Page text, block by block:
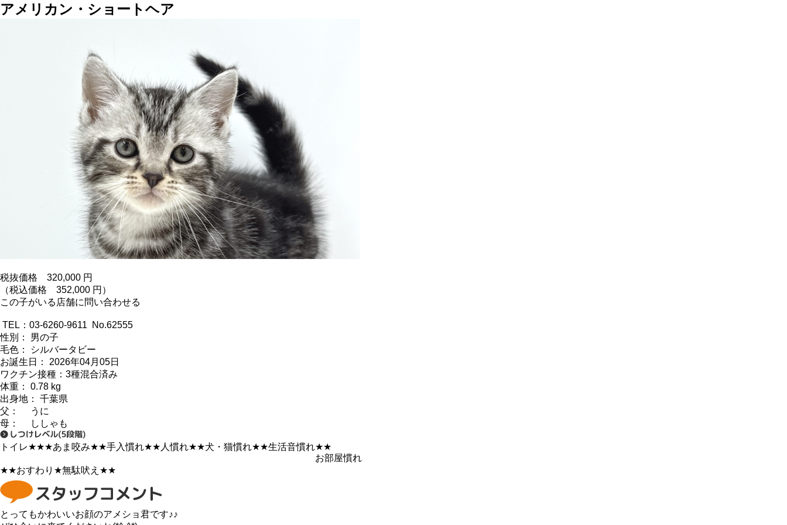
アメリカン・ショートヘア
税抜価格 320,000 円
（税込価格 352,000 円）
この子がいる店舗に問い合わせる
TEL：03-6260-9611 No.62555
性別： 男の子
毛色： シルバータビー
お誕生日： 2026年04月05日
ワクチン接種：3種混合済み
体重： 0.78 kg
出身地： 千葉県
父： うに
母： ししゃも
トイレ★★★あま咬み★★手入慣れ★★ 人慣れ★★犬・猫慣れ★★生活音慣れ★★
お部屋慣れ
★★おすわり ★無駄吠え ★★
とってもかわいいお顔のアメショ君です♪♪